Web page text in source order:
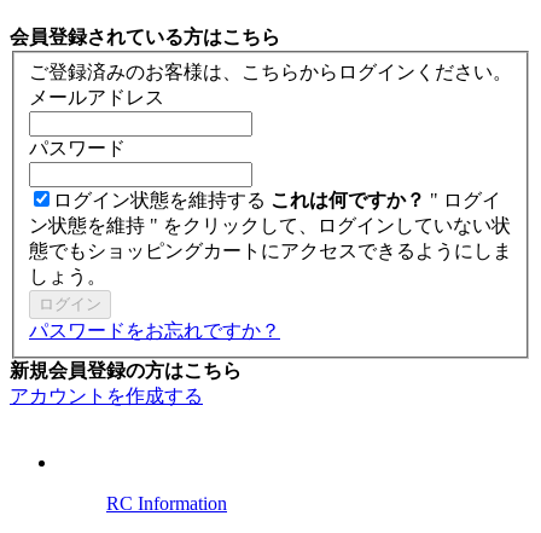
会員登録されている方はこちら
ご登録済みのお客様は、こちらからログインください。
メールアドレス
パスワード
ログイン状態を維持する これは何ですか？ " ログイ
ン状態を維持 " をクリックして、ログインしていない状
態でもショッピングカートにアクセスできるようにしま
しょう。
ログイン
パスワードをお忘れですか？
新規会員登録の方はこちら
アカウントを作成する
RC Information